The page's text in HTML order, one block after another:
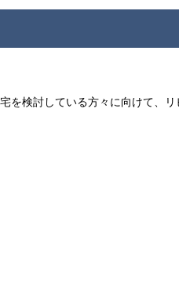
を検討している方々に向けて、リ